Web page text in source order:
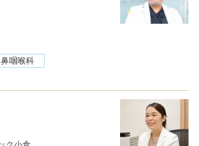
咽喉科